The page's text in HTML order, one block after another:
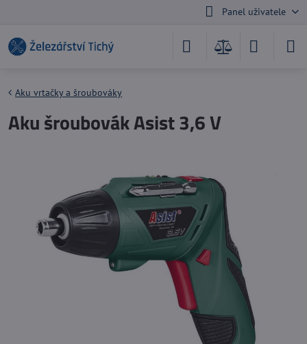
Panel uživatele
Aku vrtačky a šroubováky
Aku šroubovák Asist 3,6 V